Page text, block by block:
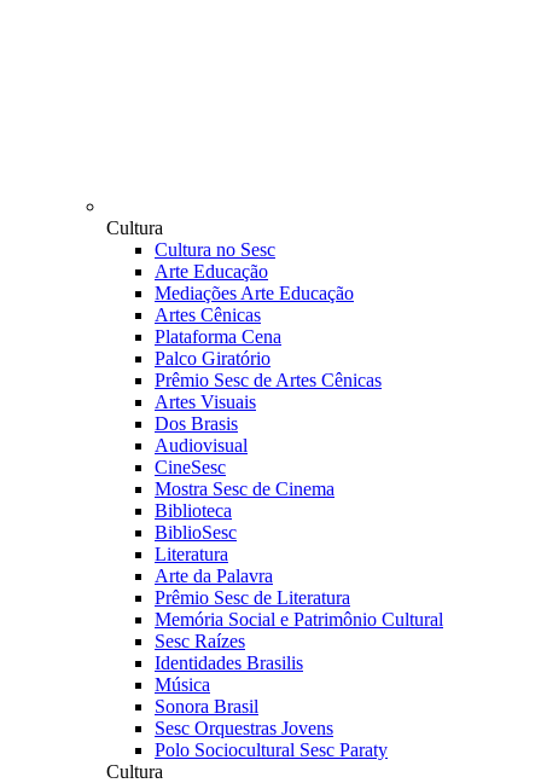
Cultura
Cultura no Sesc
Arte Educação
Mediações Arte Educação
Artes Cênicas
Plataforma Cena
Palco Giratório
Prêmio Sesc de Artes Cênicas
Artes Visuais
Dos Brasis
Audiovisual
CineSesc
Mostra Sesc de Cinema
Biblioteca
BiblioSesc
Literatura
Arte da Palavra
Prêmio Sesc de Literatura
Memória Social e Patrimônio Cultural
Sesc Raízes
Identidades Brasilis
Música
Sonora Brasil
Sesc Orquestras Jovens
Polo Sociocultural Sesc Paraty
Cultura